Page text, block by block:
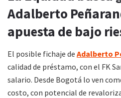
Adalberto
apuesta de bajo
El posible fichaje de Adalberto
calidad de préstamo, con el FK
salario. Desde Bogotá lo ven
costo, con potencial de